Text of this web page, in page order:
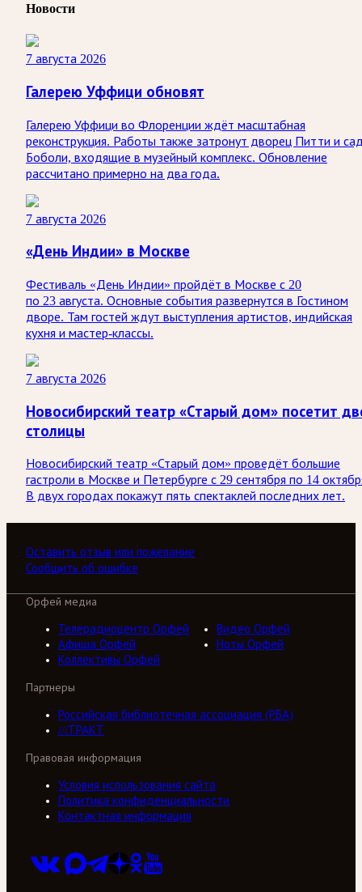
Новости
7 августа 2026
Галерею Уффици обновят
Галерею Уффици во Флоренции ждёт масштабная
реконструкция. Работы также затронут дворец Питти и
Боболи, входящие в музейный комплекс. Обновление
рассчитано примерно на два года.
7 августа 2026
«День Индии» в Москве
Фестиваль «День Индии» пройдёт в Москве с 20
по 23 августа. Основные события развернутся в Гостином
дворе. Там гостей ждут выступления артистов, индийская
кухня и мастер-классы.
7 августа 2026
Новосибирский театр «Старый дом» посетит
столицы
Новосибирский театр «Старый дом» проведёт большие
гастроли в Москве и Петербурге с 29 сентября по 14
В двух городах покажут пять спектаклей последних лет.
Оставить отзыв или пожелание
Сообщить об ошибке
Орфей медиа
Телерадиоцентр Орфей
Видео Орфей
Афиша Орфей
Ноты Орфей
Коллективы Орфей
Партнеры
Российская библиотечная ассоциация (РБА)
///ТРАКТ
Правовая информация
Условия использования сайта
Политика конфиденциальности
Контактная информация